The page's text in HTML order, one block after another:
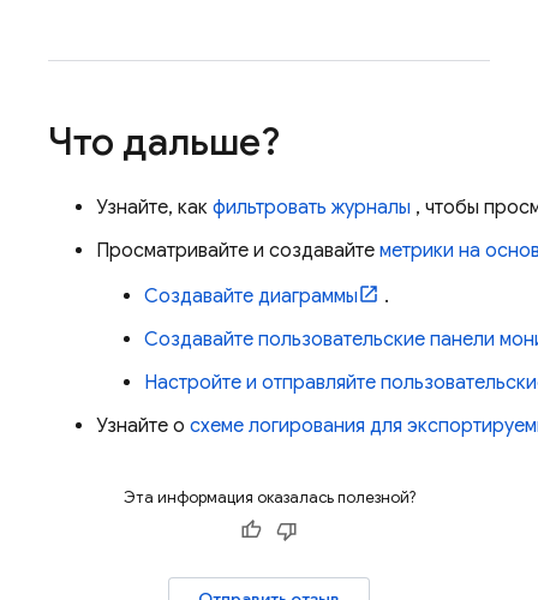
Что дальше?
Узнайте, как фильтровать журналы , чтобы
Просматривайте и создавайте метрики на
Создавайте диаграммы
.
Создавайте пользовательские панели
Настройте и отправляйте
Узнайте о схеме логирования для
Эта информация оказалась полезной?